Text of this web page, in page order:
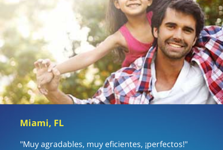
Miami, FL
"Muy agradables, muy eficientes, ¡perfectos!"